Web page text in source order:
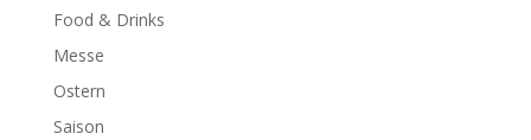
Food & Drinks
Messe
Ostern
Saison